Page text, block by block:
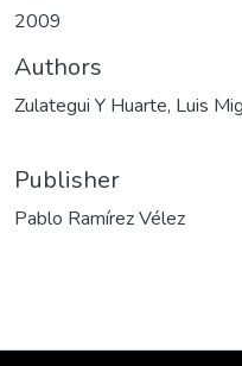
2009
Authors
Zulategui Y Huarte, Luis
Publisher
Pablo Ramírez Vélez